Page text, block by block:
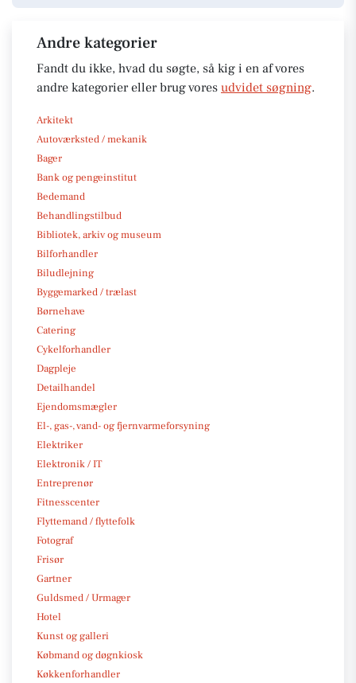
Andre kategorier
Fandt du ikke, hvad du søgte, så kig i en af vores
andre kategorier eller brug vores udvidet søgning.
Arkitekt
Autoværksted / mekanik
Bager
Bank og pengeinstitut
Bedemand
Behandlingstilbud
Bibliotek, arkiv og museum
Bilforhandler
Biludlejning
Byggemarked / trælast
Børnehave
Catering
Cykelforhandler
Dagpleje
Detailhandel
Ejendomsmægler
El-, gas-, vand- og fjernvarmeforsyning
Elektriker
Elektronik / IT
Entreprenør
Fitnesscenter
Flyttemand / flyttefolk
Fotograf
Frisør
Gartner
Guldsmed / Urmager
Hotel
Kunst og galleri
Købmand og døgnkiosk
Køkkenforhandler